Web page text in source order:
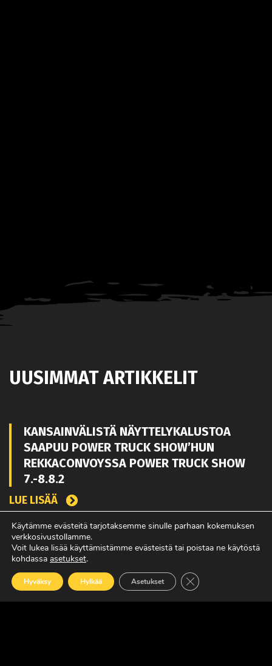
UUSIMMAT ARTIKKELIT
KANSAINVÄLISTÄ NÄYTTELYKALUSTOA
SAAPUU POWER TRUCK SHOW’HUN
REKKACONVOYSSA POWER TRUCK SHOW
7.-8.8.2
LUE LISÄÄ
TOUKO KAAKKO VAHVISTAMAAN MATEKON
MYYNTIÄ PIRKANMAALLA
LUE LISÄÄ
Käytämme evästeitä tarjotaksemme sinulle parhaan kokemuksen
verkkosivustollamme.
Voit lukea lisää käyttämistämme evästeistä tai poistaa ne käytöstä
kohdassa asetukset.
Hyväksy Hylkää Asetukset Sulje evästebanneri